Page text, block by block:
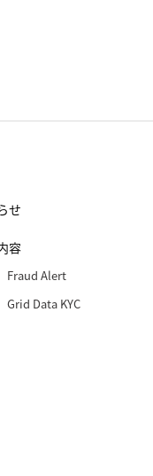
せ
容
Fraud Alert
Grid Data KYC